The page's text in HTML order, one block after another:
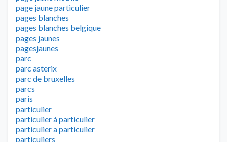
page jaune particulier
pages blanches
pages blanches belgique
pages jaunes
pagesjaunes
parc
parc asterix
parc de bruxelles
parcs
paris
particulier
particulier à particulier
particulier a particulier
particuliers